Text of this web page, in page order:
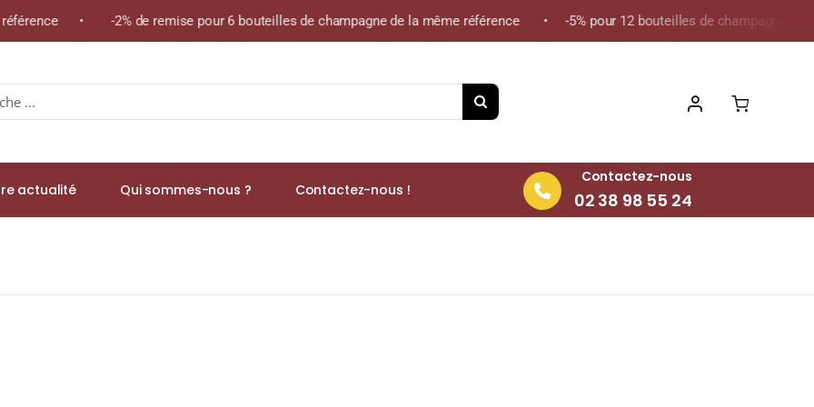
• -2% de remise pour 6 bouteilles de champagne de la même référence • -5% pour 12 bouteilles de champagne de la
actualité Qui sommes-nous ? Contactez-nous !
Contactez-nous
02 38 98 55 24